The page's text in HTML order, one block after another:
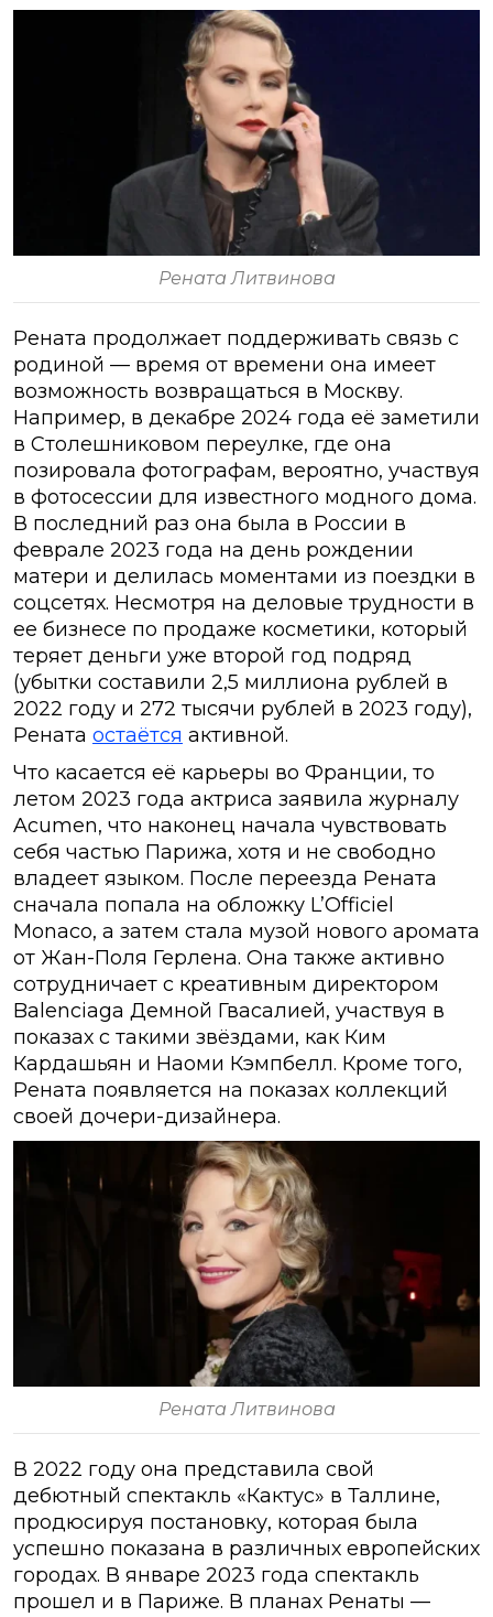
Рената Литвинова
Рената продолжает поддерживать связь с
родиной — время от времени она имеет
возможность возвращаться в Москву.
Например, в декабре 2024 года её заметили
в Столешниковом переулке, где она
позировала фотографам, вероятно, участвуя
в фотосессии для известного модного дома.
В последний раз она была в России в
феврале 2023 года на день рождении
матери и делилась моментами из поездки в
соцсетях. Несмотря на деловые трудности в
ее бизнесе по продаже косметики, который
теряет деньги уже второй год подряд
(убытки составили 2,5 миллиона рублей в
2022 году и 272 тысячи рублей в 2023 году),
Рената остаётся активной.
Что касается её карьеры во Франции, то
летом 2023 года актриса заявила журналу
Acumen, что наконец начала чувствовать
себя частью Парижа, хотя и не свободно
владеет языком. После переезда Рената
сначала попала на обложку L’Officiel
Monaco, а затем стала музой нового аромата
от Жан-Поля Герлена. Она также активно
сотрудничает с креативным директором
Balenciaga Демной Гвасалией, участвуя в
показах с такими звёздами, как Ким
Кардашьян и Наоми Кэмпбелл. Кроме того,
Рената появляется на показах коллекций
своей дочери-дизайнера.
Рената Литвинова
В 2022 году она представила свой
дебютный спектакль «Кактус» в Таллине,
продюсируя постановку, которая была
успешно показана в различных европейских
городах. В январе 2023 года спектакль
прошел и в Париже. В планах Ренаты —